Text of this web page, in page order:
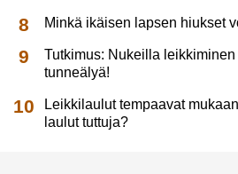
Minkä ikäisen lapsen hiukset
Tutkimus: Nukeilla
tunneälyä!
Leikkilaulut tempaavat
laulut tuttuja?